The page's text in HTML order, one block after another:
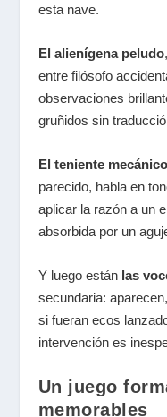
esta nave.
El alienígena peludo
entre filósofo
observaciones
gruñidos sin
El teniente mecánico
parecido, habla en
aplicar la razón a un
absorbida por un
Y luego están las
secundaria:
si fueran ecos
intervención es
Un juego
memorables